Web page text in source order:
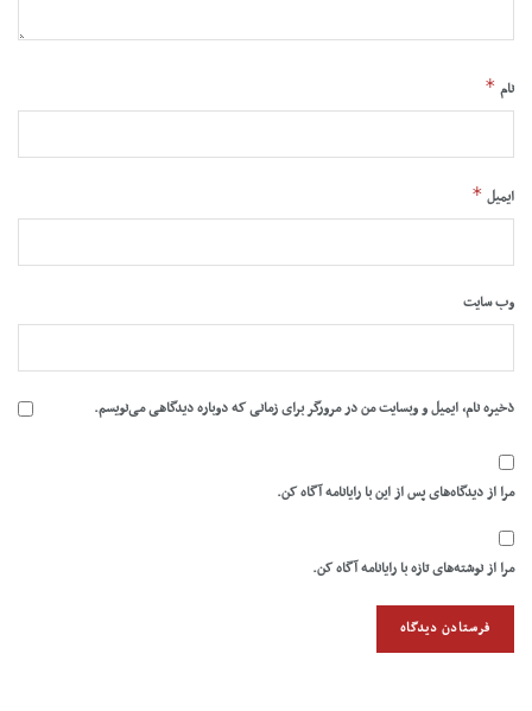
نام *
ایمیل *
وب‌ سایت
ذخیره نام، ایمیل و وبسایت من در مرورگر برای زمانی که دوباره دیدگاهی می‌نویسم.
مرا از دیدگاه‌های پس از این با رایانامه آگاه کن.
مرا از نوشته‌های تازه با رایانامه آگاه کن.